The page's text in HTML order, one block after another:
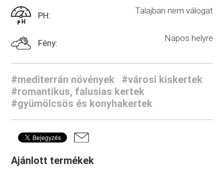
PH: Talajban nem válogat
Fény: Napos helyre
#mediterrán növények
#városi kiskertek
#romantikus, falusias kertek
#gyümölcsös és konyhakertek
Ajánlott termékek